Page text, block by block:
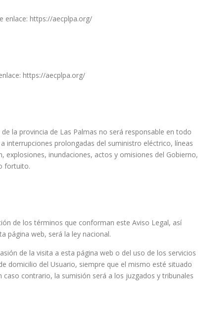
enlace: https://aecplpa.org/
https://aecplpa.org/
la provincia de Las Palmas no será responsable en todo
interrupciones prolongadas del suministro eléctrico, líneas
explosiones, inundaciones, actos y omisiones del Gobierno,
fortuito.
de los términos que conforman este Aviso Legal, así
página web, será la ley nacional.
de la visita a esta página web o del uso de los servicios
domicilio del Usuario, siempre que el mismo esté situado
contrario, la sumisión será a los juzgados y tribunales